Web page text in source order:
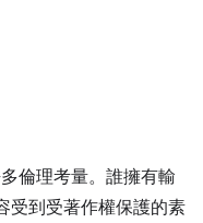
倫理考量。誰擁有輸
受到受著作權保護的素